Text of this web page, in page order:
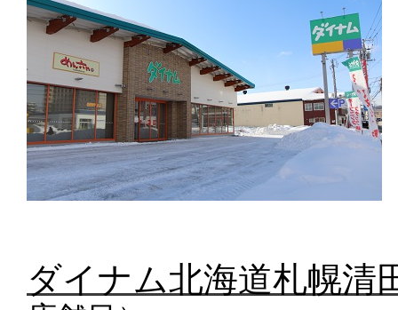
ダイナム北海道札幌清